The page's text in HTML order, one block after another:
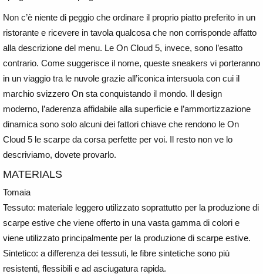
Non c’è niente di peggio che ordinare il proprio piatto preferito in un
ristorante e ricevere in tavola qualcosa che non corrisponde affatto
alla descrizione del menu. Le On Cloud 5, invece, sono l’esatto
contrario. Come suggerisce il nome, queste sneakers vi porteranno
in un viaggio tra le nuvole grazie all’iconica intersuola con cui il
marchio svizzero On sta conquistando il mondo. Il design
moderno, l’aderenza affidabile alla superficie e l’ammortizzazione
dinamica sono solo alcuni dei fattori chiave che rendono le On
Cloud 5 le scarpe da corsa perfette per voi. Il resto non ve lo
descriviamo, dovete provarlo.
MATERIALS
Tomaia
Tessuto: materiale leggero utilizzato soprattutto per la produzione di
scarpe estive che viene offerto in una vasta gamma di colori e
viene utilizzato principalmente per la produzione di scarpe estive.
Sintetico: a differenza dei tessuti, le fibre sintetiche sono più
resistenti, flessibili e ad asciugatura rapida.